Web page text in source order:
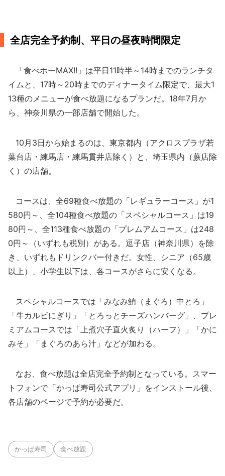
全店完全予約制、平日の昼夜時間限定
「食べホーMAX!!」は平日11時半～14時までのランチタ
イムと、17時～20時までのディナータイム限定で、最大1
13種のメニューが食べ放題になるプランだ。18年7月か
ら、神奈川県の一部店舗で開始した。
10月3日から始まるのは、東京都内（アクロスプラザ若
葉台店・練馬店・練馬貫井店除く）と、埼玉県内（蕨店除
く）の店舗。
コースは、全69種食べ放題の「レギュラーコース」が1
580円～、全104種食べ放題の「スペシャルコース」は19
80円～、全113種食べ放題の「プレムアムコース」は248
0円～（いずれも税別）がある。逗子店（神奈川県）を除
き、いずれもドリンクバー付きだ。女性、シニア（65歳
以上）、小学生以下は、各コースがさらに安くなる。
スペシャルコースでは「みなみ鮪（まぐろ）中とろ」
「牛カルビにぎり」「とろっとチーズハンバーグ」、プレ
ミアムコースでは「上煮穴子直火炙り（ハーフ）」「かに
みそ」「まぐろのあら汁」などが加わる。
なお、食べ放題は全店完全予約制となっている。スマー
トフォンで「かっぱ寿司公式アプリ」をインストール後、
各店舗のページで予約が必要だ。
かっぱ寿司 食べ放題